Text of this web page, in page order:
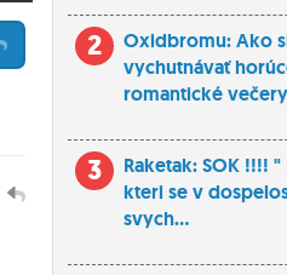
2
Oxidbromu: Ako
vychutnávať
romantické
3
Raketak: SOK !!!!
kteri se v
svych...